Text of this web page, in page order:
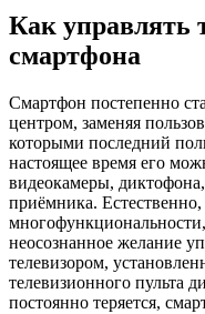
Как управлять
смартфона
Смартфон постепенно
центром, заменяя
которыми последний
настоящее время его
видеокамеры,
приёмника.
неосознанное желание
телевизором,
телевизионного пульта
постоянно теряется,